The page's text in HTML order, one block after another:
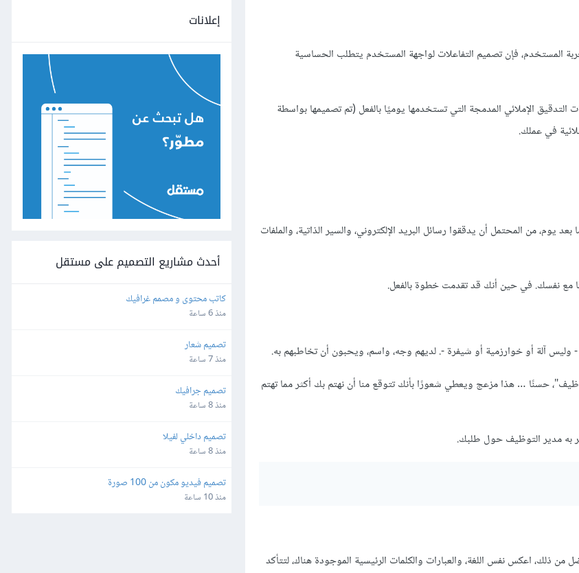
المستخدم، فإن تصميم التفاعلات لواجهة المستخدم يتطلب الحساسية
الإملائي المدمجة التي تستخدمها يوميًا بالفعل (تم تصميمها بواسطة
في عملك.
من المحتمل أن يدققوا رسائل البريد الإلكتروني، والسير الذاتية، والملفات
مع نفسك. في حين أنك قد تقدمت خطوة بالفعل.
آلة أو خوارزمية أو شيفرة -. لديهم وجه، واسم، ويحبون أن تخاطبهم به.
حسنًا … هذا مزعج ويعطي شعورًا بأنك تتوقع منا أن نهتم بك أكثر مما تهتم
به مدير التوظيف حول طلبك.
ذلك، اعكس نفس اللغة، والعبارات والكلمات الرئيسية الموجودة هناك، لتتأكد
إعلانات
أحدث مشاريع التصميم على مستقل
كاتب محتوى و مصمم غرافيك
منذ 6 ساعة
تصميم شعار
منذ 7 ساعة
تصميم جرافيك
منذ 8 ساعة
تصميم داخلي لفيلا
منذ 8 ساعة
تصميم فيديو مكون من 100 صورة
منذ 10 ساعة